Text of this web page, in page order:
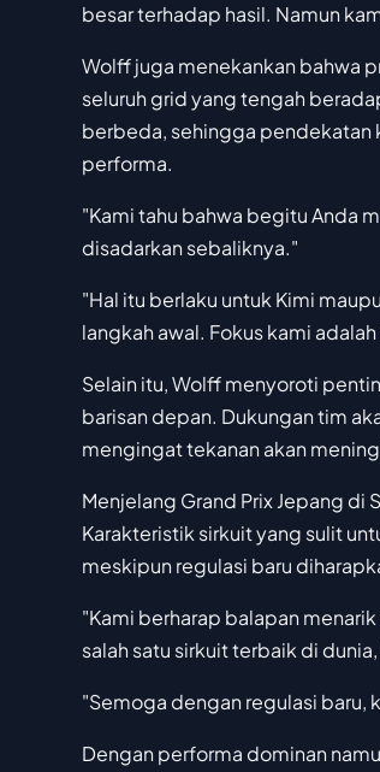
besar terhadap hasil. Namun
Wolff juga menekankan bahwa
seluruh grid yang tengah
berbeda, sehingga pendekatan
performa.
"Kami tahu bahwa begitu Anda
disadarkan sebaliknya."
"Hal itu berlaku untuk Kimi
langkah awal. Fokus kami
Selain itu, Wolff menyoroti
barisan depan. Dukungan tim
mengingat tekanan akan
Menjelang Grand Prix Jepang
Karakteristik sirkuit yang sulit
meskipun regulasi baru
"Kami berharap balapan
salah satu sirkuit terbaik di
"Semoga dengan regulasi baru,
Dengan performa dominan